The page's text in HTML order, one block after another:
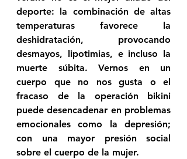
deporte: la combinación de altas
temperaturas favorece la
deshidratación, provocando
desmayos, lipotimias, e incluso la
muerte súbita. Vernos en un
cuerpo que no nos gusta o el
fracaso de la operación bikini
puede desencadenar en problemas
emocionales como la depresión;
con una mayor presión social
sobre el cuerpo de la mujer.